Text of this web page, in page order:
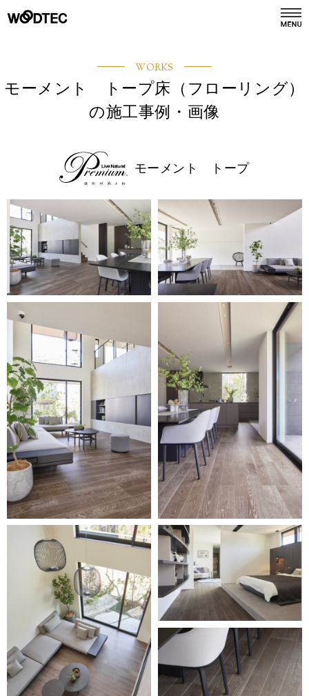
デジタルカタログ カタログ請求
施工事例 GALLERY
リフォーム REFORM
ショールーム SHOWROOM
会社情報
お客様窓口 SUPPORT
プロユーザーサイト for Professional
フローリングリフォームお悩み解決サイト
フローリング総合研究所
採用情報
Select Language ENGLISH
WORKS
モーメント トープ床（フローリング）
の施工事例・画像
モーメント トープ